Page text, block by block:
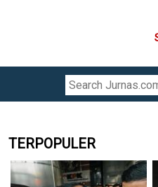
TERPOPULER